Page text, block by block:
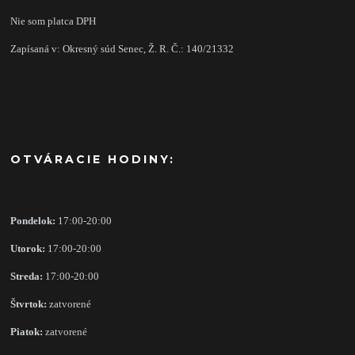
Nie som platca DPH
Zapísaná v: Okresný súd Senec, Ž. R. Č.: 140/21332
OTVÁRACIE HODINY:
Pondelok: 17:00-20:00
Utorok: 17:00-20:00
Streda: 17:00-20:00
Štvrtok: zatvorené
Piatok: zatvorené